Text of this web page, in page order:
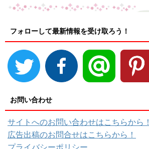
フォローして最新情報を受け取ろう！
お問い合わせ
サイトへのお問い合わせはこちらから！
広告出稿のお問合せはこちらから！
プライバシーポリシー